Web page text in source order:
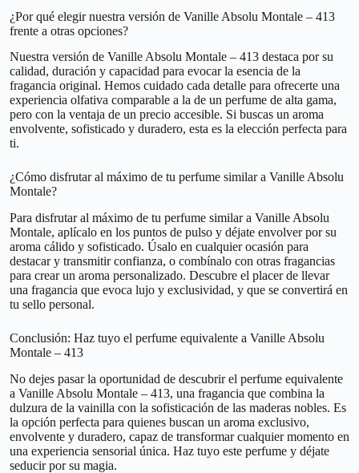
¿Por qué elegir nuestra versión de Vanille Absolu Montale – 413
frente a otras opciones?
Nuestra versión de Vanille Absolu Montale – 413 destaca por su
calidad, duración y capacidad para evocar la esencia de la
fragancia original. Hemos cuidado cada detalle para ofrecerte una
experiencia olfativa comparable a la de un perfume de alta gama,
pero con la ventaja de un precio accesible. Si buscas un aroma
envolvente, sofisticado y duradero, esta es la elección perfecta para
ti.
¿Cómo disfrutar al máximo de tu perfume similar a Vanille Absolu
Montale?
Para disfrutar al máximo de tu perfume similar a Vanille Absolu
Montale, aplícalo en los puntos de pulso y déjate envolver por su
aroma cálido y sofisticado. Úsalo en cualquier ocasión para
destacar y transmitir confianza, o combínalo con otras fragancias
para crear un aroma personalizado. Descubre el placer de llevar
una fragancia que evoca lujo y exclusividad, y que se convertirá en
tu sello personal.
Conclusión: Haz tuyo el perfume equivalente a Vanille Absolu
Montale – 413
No dejes pasar la oportunidad de descubrir el perfume equivalente
a Vanille Absolu Montale – 413, una fragancia que combina la
dulzura de la vainilla con la sofisticación de las maderas nobles. Es
la opción perfecta para quienes buscan un aroma exclusivo,
envolvente y duradero, capaz de transformar cualquier momento en
una experiencia sensorial única. Haz tuyo este perfume y déjate
seducir por su magia.